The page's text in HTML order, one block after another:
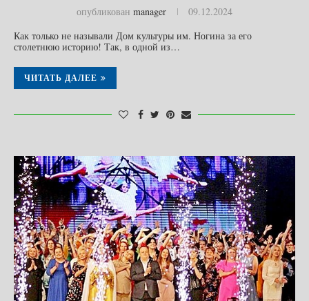
опубликован manager
09.12.2024
Как только не называли Дом культуры им. Ногина за его
столетнюю историю! Так, в одной из…
ЧИТАТЬ ДАЛЕЕ